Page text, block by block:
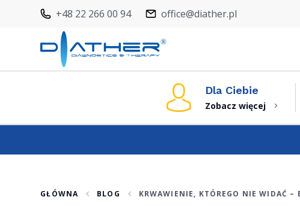
+48 22 266 00 94 office@diather.pl
Dla Ciebie
Zobacz więcej
GŁÓWNA BLOG KRWAWIENIE, KTÓREGO NIE WIDAĆ –